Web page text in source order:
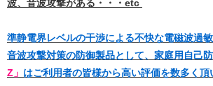
波、音波攻撃がある・・・etc
準静電界レベルの干渉による不快な電磁波過
音波攻撃対策の防御製品として、 家庭用自己
Z」 はご利用者の皆様から高い評価を数多く頂